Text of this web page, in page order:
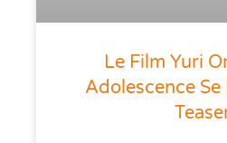
Le Film Yuri
Adolescence Se